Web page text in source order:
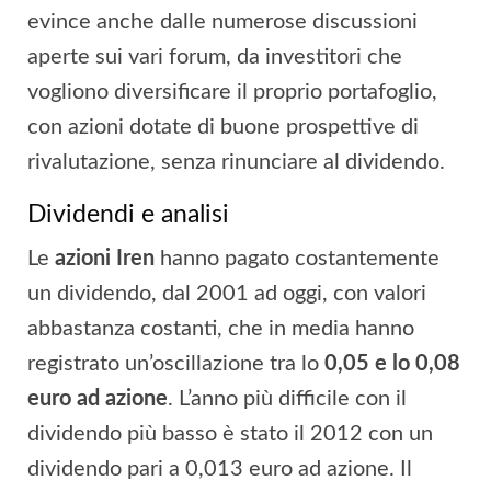
evince anche dalle numerose discussioni
aperte sui vari forum, da investitori che
vogliono diversificare il proprio portafoglio,
con azioni dotate di buone prospettive di
rivalutazione, senza rinunciare al dividendo.
Dividendi e analisi
Le azioni Iren hanno pagato costantemente
un dividendo, dal 2001 ad oggi, con valori
abbastanza costanti, che in media hanno
registrato un’oscillazione tra lo 0,05 e lo 0,08
euro ad azione. L’anno più difficile con il
dividendo più basso è stato il 2012 con un
dividendo pari a 0,013 euro ad azione. Il